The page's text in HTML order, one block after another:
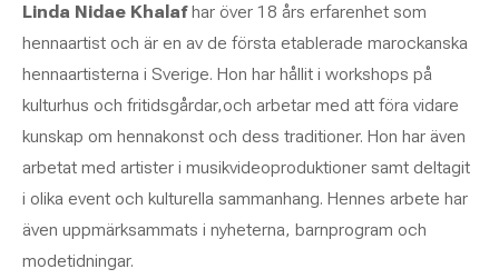
Linda Nidae Khalafhar över 18 års erfarenhet som
hennaartist och är en av de första etablerade marockanska
hennaartisterna i Sverige. Hon har hållit i workshops på
kulturhus och fritidsgårdar,och arbetar med att föra vidare
kunskap om hennakonst och dess traditioner. Hon har även
arbetat med artister i musikvideoproduktioner samt deltagit
i olika event och kulturella sammanhang. Hennes arbete har
även uppmärksammats i nyheterna, barnprogram och
modetidningar.